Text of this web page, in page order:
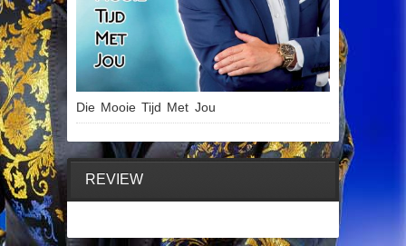
Die Mooie Tijd Met Jou
REVIEW